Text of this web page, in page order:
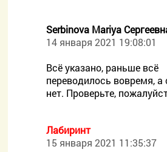
Serbinova Mariya
14 января 2021 19:08:01
Всё указано, раньше всё
переводилось вовремя, а
нет. Проверьте,
Лабиринт
15 января 2021 11:35:37